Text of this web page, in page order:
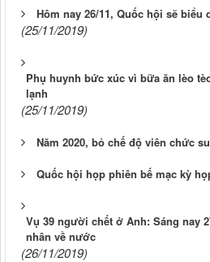
Hôm nay 26/11, Quốc hội sẽ biểu
(25/11/2019)
Phụ huynh bức xúc vì bữa ăn lèo
lạnh
(25/11/2019)
Năm 2020, bỏ chế độ viên chức
Quốc hội họp phiên bế mạc kỳ
Vụ 39 người chết ở Anh: Sáng nay
nhân về nước
(26/11/2019)